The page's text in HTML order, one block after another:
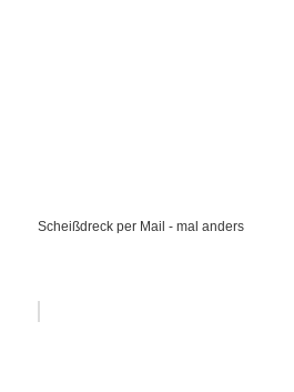
Scheißdreck per Mail - mal anders